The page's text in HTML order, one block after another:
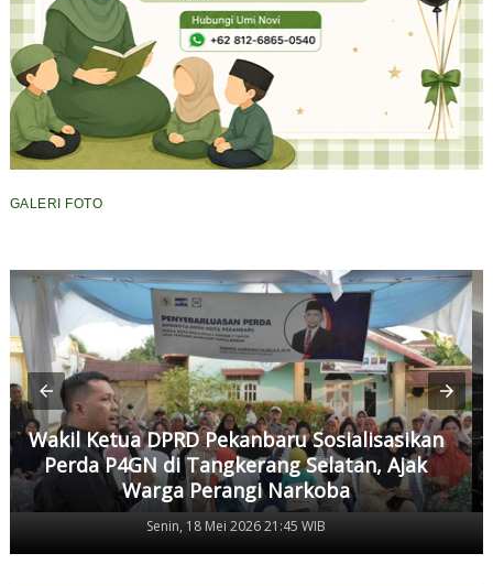
GALERI FOTO
Wakil Ketua DPRD Pekanbaru Sosialisasikan
Perda P4GN di Tangkerang Selatan, Ajak
Warga Perangi Narkoba
Senin, 18 Mei 2026 21:45 WIB